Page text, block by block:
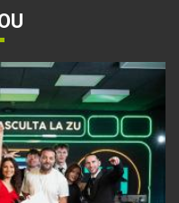
Monstru Al
Cabron vine